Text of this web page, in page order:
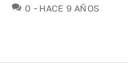
0 COMENTARIOS
HACE 9 AÑOS